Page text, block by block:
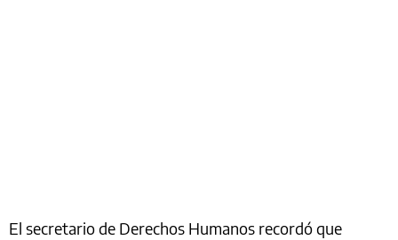
El secretario de Derechos Humanos recordó que